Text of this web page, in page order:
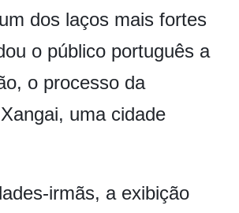
dos laços mais fortes
o público português a
o processo da
uma cidade
irmãs, a exibição